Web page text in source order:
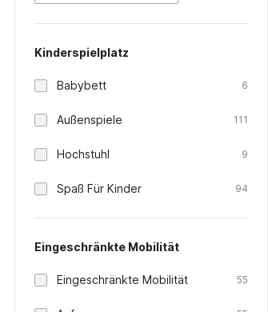
Kinderspielplatz
Babybett 6
Außenspiele 111
Hochstuhl 9
Spaß Für Kinder 94
Eingeschränkte Mobilität
Eingeschränkte Mobilität 55